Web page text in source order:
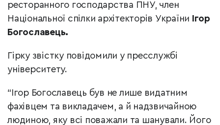
ресторанного господарства ПНУ, член
Національної спілки архітекторів України
Ігор
Богославець.
Гірку звістку повідомили у пресслужбі
університету.
“Ігор Богославець був не лише видатним
фахівцем та викладачем, а й надзвичайною
людиною, яку всі поважали та шанували. Його